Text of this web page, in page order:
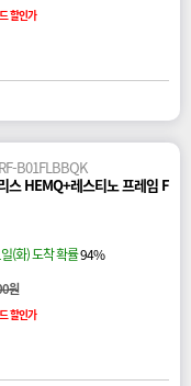
할인가
B01FLBBQK
스 HEMQ+레스티노 프레임 F
(화) 도착 확률94%
원
할인가